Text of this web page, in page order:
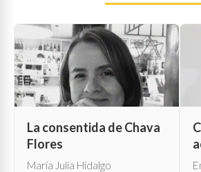
La consentida de Chava
Flores
María Julia Hidalgo